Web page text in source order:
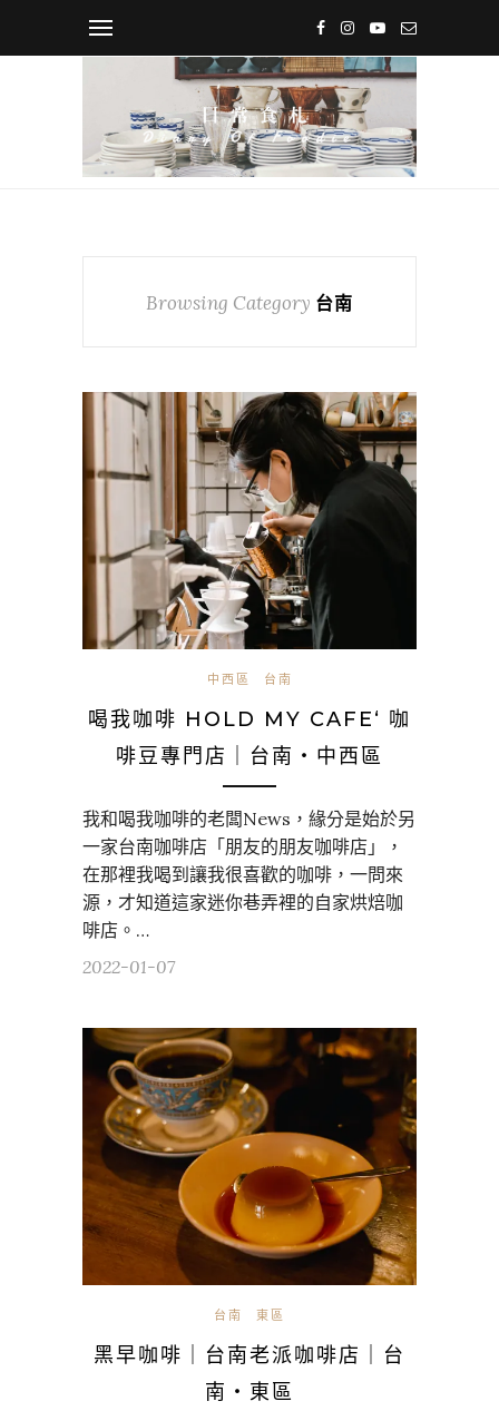
Browsing Category 台南
中西區 台南
喝我咖啡 HOLD MY CAFE‘ 咖
啡豆專門店｜台南・中西區
我和喝我咖啡的老闆News，緣分是始於另
一家台南咖啡店「朋友的朋友咖啡店」，
在那裡我喝到讓我很喜歡的咖啡，一問來
源，才知道這家迷你巷弄裡的自家烘焙咖
啡店。…
2022-01-07
台南 東區
黑早咖啡｜台南老派咖啡店｜台
南・東區